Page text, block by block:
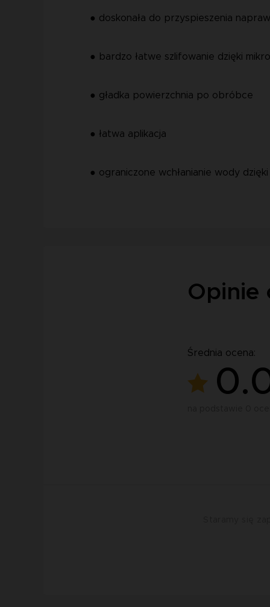
● doskonała do przyspieszenia
● bardzo łatwe szlifowanie dzięki
● gładka powierzchnia po obróbce
● łatwa aplikacja
● ograniczone wchłanianie wody
Opinie
Średnia ocena: